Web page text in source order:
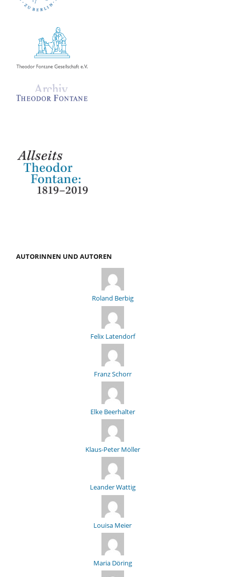
AUTORINNEN UND AUTOREN
Roland Berbig
Felix Latendorf
Franz Schorr
Elke Beerhalter
Klaus-Peter Möller
Leander Wattig
Louisa Meier
Maria Döring